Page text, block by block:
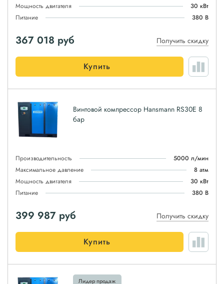
Мощность двигателя
30 кВт
Питание
380 В
367 018 руб Получить скидку
Купить
Винтовой компрессор Hansmann RS30E 8
бар
Производительность
5000 л/мин
Максимальное давление
8 атм
Мощность двигателя
30 кВт
Питание
380 В
399 987 руб Получить скидку
Купить
Лидер продаж